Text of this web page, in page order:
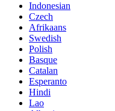
Indonesian
Czech
Afrikaans
Swedish
Polish
Basque
Catalan
Esperanto
Hindi
Lao